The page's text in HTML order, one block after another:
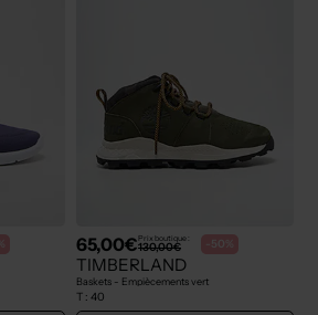
65,00€Prix boutique :
130,00€ -50%
TIMBERLAND
Baskets - Empiècements vert
T : 40